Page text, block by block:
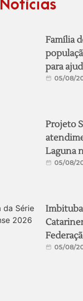
Notícias
Família
para
05/08/
Projeto
Laguna
05/08/
Imbituba
05/08/